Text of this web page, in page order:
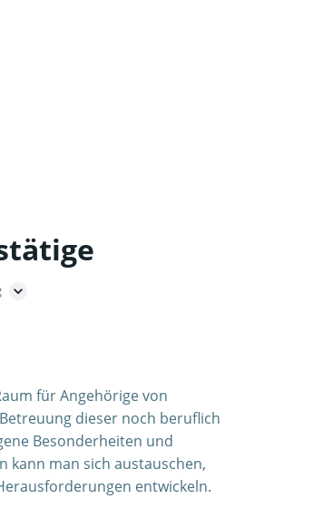
für Angehörige von
dieser noch beruflich
Besonderheiten und
kann man sich austauschen,
entwickeln.